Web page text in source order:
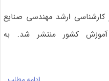
کارشناسی ارشد مهندسی صنایع
آموزش کشور منتشر شد. به